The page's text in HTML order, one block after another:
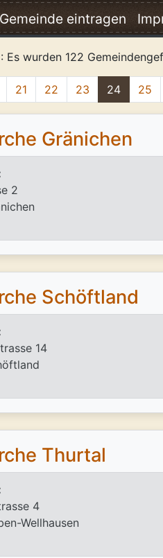
Gemeinde eintragen
: Es wurden 122
21 22 23 24 25
Gränichen
2
Schöftland
14
Thurtal
4
Wellhausen